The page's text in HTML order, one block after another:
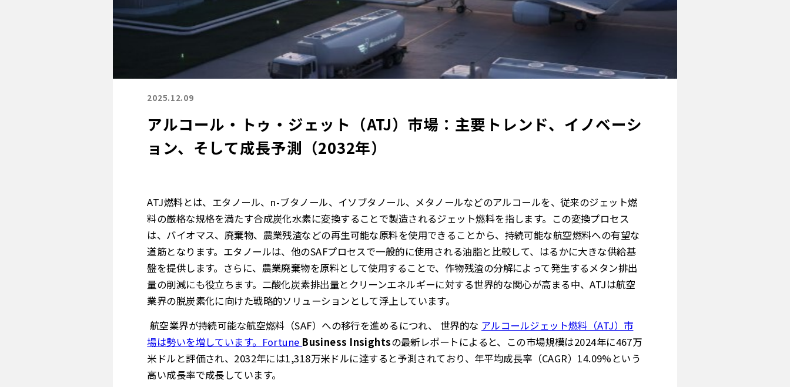
2025.12.09
アルコール・トゥ・ジェット（ATJ）市場：主要トレンド、イノベーシ
ョン、そして成長予測（2032年）
ATJ燃料とは、エタノール、n-ブタノール、イソブタノール、メタノールなどのアルコールを、従来のジェット燃
料の厳格な規格を満たす合成炭化水素に変換することで製造されるジェット燃料を指します。この変換プロセス
は、バイオマス、廃棄物、農業残渣などの再生可能な原料を使用できることから、持続可能な航空燃料への有望な
道筋となります。エタノールは、他のSAFプロセスで一般的に使用される油脂と比較して、はるかに大きな供給基
盤を提供します。さらに、農業廃棄物を原料として使用することで、作物残渣の分解によって発生するメタン排出
量の削減にも役立ちます。二酸化炭素排出量とクリーンエネルギーに対する世界的な関心が高まる中、ATJは航空
業界の脱炭素化に向けた戦略的ソリューションとして浮上しています。
航空業界が持続可能な航空燃料（SAF）への移行を進めるにつれ、 世界的な アルコールジェット燃料（ATJ）市
場は勢いを増しています。Fortune Business Insightsの最新レポートによると、この市場規模は2024年に467万
米ドルと評価され、2032年には1,318万米ドルに達すると予測されており、年平均成長率（CAGR）14.09%という
高い成長率で成長しています。